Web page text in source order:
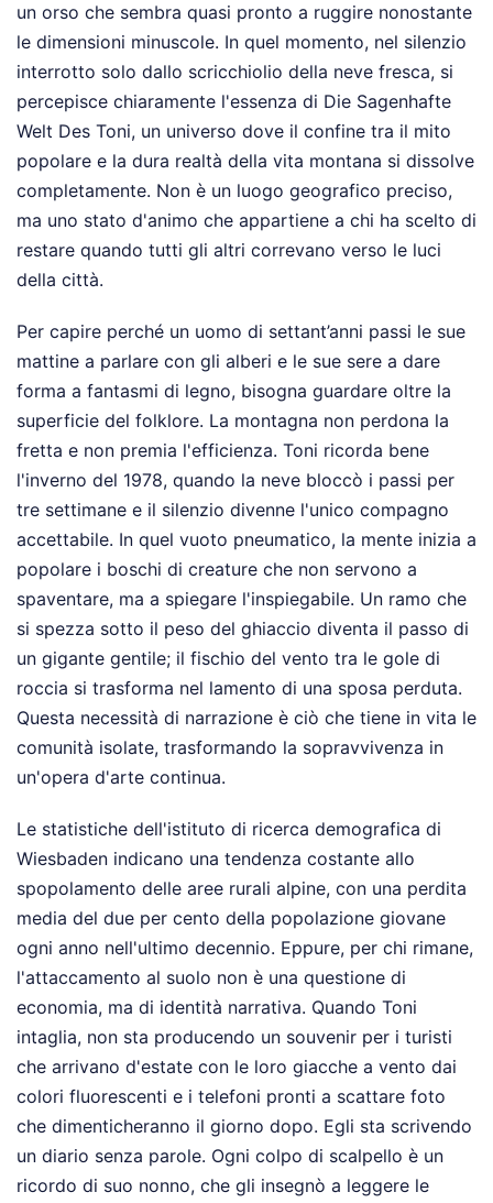
un orso che sembra quasi pronto a ruggire nonostante
le dimensioni minuscole. In quel momento, nel silenzio
interrotto solo dallo scricchiolio della neve fresca, si
percepisce chiaramente l'essenza di Die Sagenhafte
Welt Des Toni, un universo dove il confine tra il mito
popolare e la dura realtà della vita montana si dissolve
completamente. Non è un luogo geografico preciso,
ma uno stato d'animo che appartiene a chi ha scelto di
restare quando tutti gli altri correvano verso le luci
della città.
Per capire perché un uomo di settant’anni passi le sue
mattine a parlare con gli alberi e le sue sere a dare
forma a fantasmi di legno, bisogna guardare oltre la
superficie del folklore. La montagna non perdona la
fretta e non premia l'efficienza. Toni ricorda bene
l'inverno del 1978, quando la neve bloccò i passi per
tre settimane e il silenzio divenne l'unico compagno
accettabile. In quel vuoto pneumatico, la mente inizia a
popolare i boschi di creature che non servono a
spaventare, ma a spiegare l'inspiegabile. Un ramo che
si spezza sotto il peso del ghiaccio diventa il passo di
un gigante gentile; il fischio del vento tra le gole di
roccia si trasforma nel lamento di una sposa perduta.
Questa necessità di narrazione è ciò che tiene in vita le
comunità isolate, trasformando la sopravvivenza in
un'opera d'arte continua.
Le statistiche dell'istituto di ricerca demografica di
Wiesbaden indicano una tendenza costante allo
spopolamento delle aree rurali alpine, con una perdita
media del due per cento della popolazione giovane
ogni anno nell'ultimo decennio. Eppure, per chi rimane,
l'attaccamento al suolo non è una questione di
economia, ma di identità narrativa. Quando Toni
intaglia, non sta producendo un souvenir per i turisti
che arrivano d'estate con le loro giacche a vento dai
colori fluorescenti e i telefoni pronti a scattare foto
che dimenticheranno il giorno dopo. Egli sta scrivendo
un diario senza parole. Ogni colpo di scalpello è un
ricordo di suo nonno, che gli insegnò a leggere le